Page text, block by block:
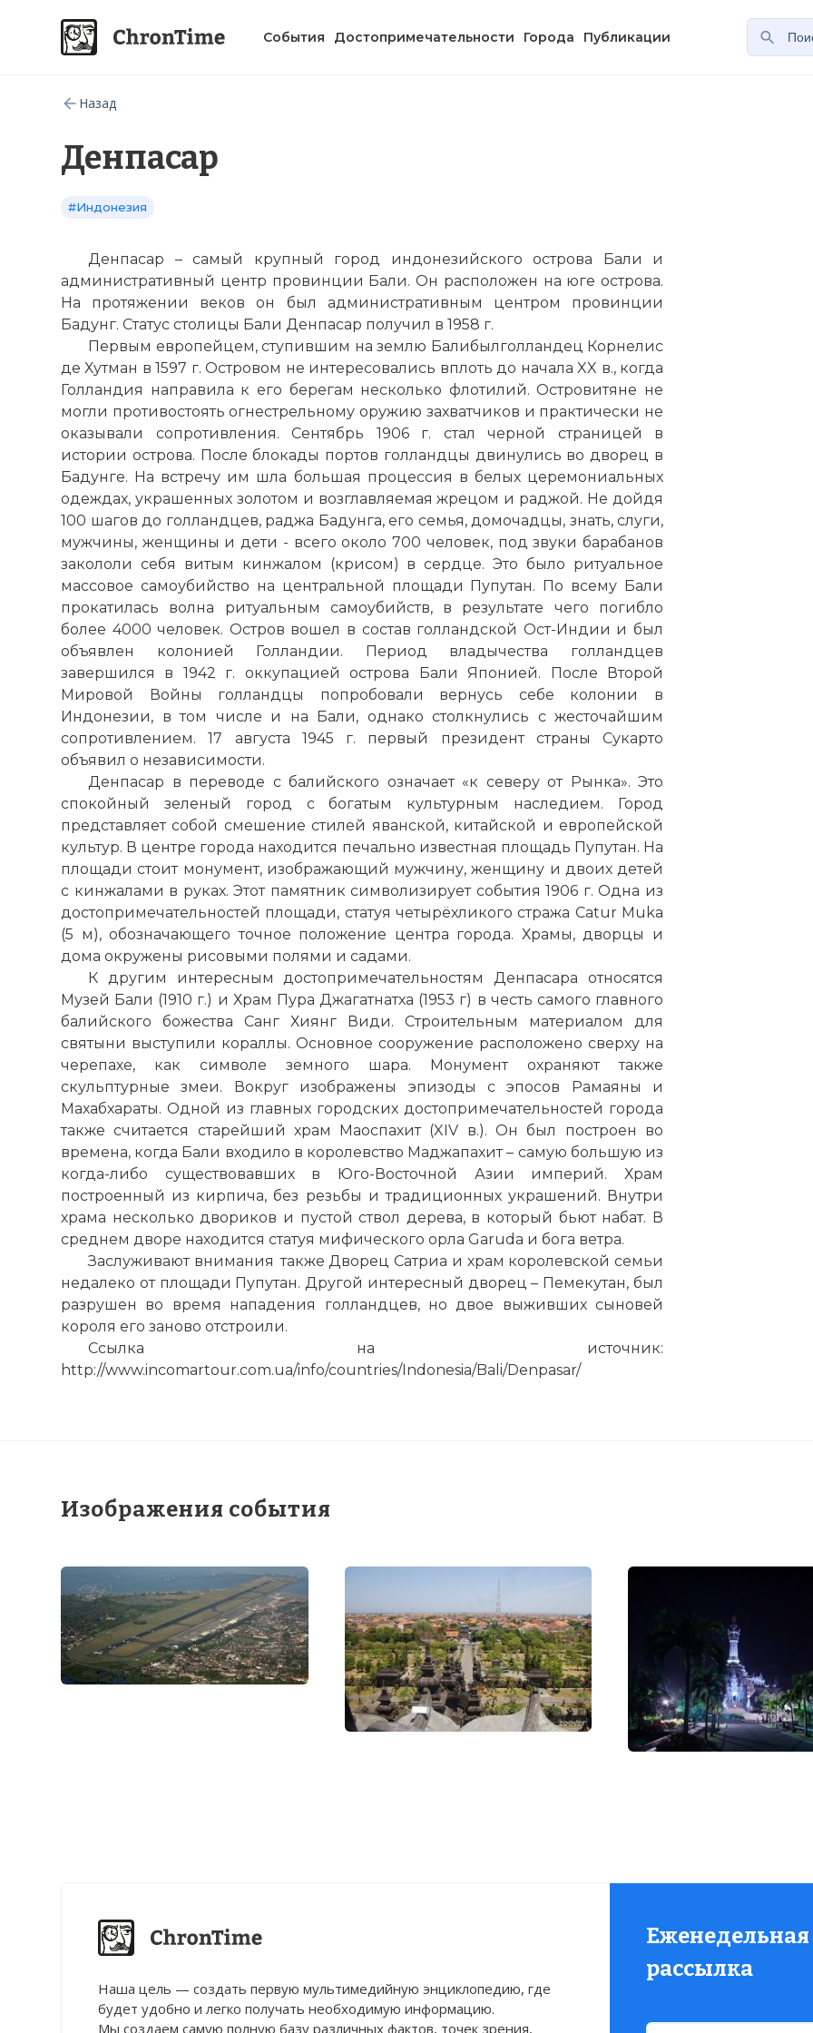
События Достопримечательности Города Публикации
Назад
Денпасар
#Индонезия
Денпасар – самый крупный город индонезийского острова Бали и
административный центр провинции Бали. Он расположен на юге острова.
На протяжении веков он был административным центром провинции
Бадунг. Статус столицы Бали Денпасар получил в 1958 г.
Первым европейцем, ступившим на землю Балибылголландец Корнелис
де Хутман в 1597 г.Островом не интересовались вплоть до начала XX в., когда
Голландия направила к его берегам несколько флотилий. Островитяне не
могли противостоять огнестрельному оружию захватчиков и практически не
оказывали сопротивления. Сентябрь 1906 г. стал черной страницей в
истории острова. После блокады портов голландцы двинулись во дворец в
Бадунге. На встречу им шла большая процессия в белых церемониальных
одеждах, украшенных золотом и возглавляемая жрецом и раджой. Не дойдя
100 шагов до голландцев, раджа Бадунга, его семья, домочадцы, знать, слуги,
мужчины, женщины и дети - всего около 700 человек, под звуки барабанов
закололи себя витым кинжалом (крисом) в сердце. Это было ритуальное
массовое самоубийство на центральной площади Пупутан. По всему Бали
прокатилась волна ритуальным самоубийств, в результате чего погибло
более 4000 человек. Остров вошел в состав голландской Ост-Индии и был
объявлен колонией Голландии. Период владычества голландцев
завершился в 1942 г. оккупациейострова Бали Японией. После Второй
Мировой Войны голландцы попробовали вернусь себе колонии в
Индонезии, в том числе и на Бали, однако столкнулись с жесточайшим
сопротивлением. 17 августа 1945 г. первый президент страны Сукарто
объявил о независимости.
Денпасар в переводе с балийского означает «к северу от Рынка». Это
спокойный зеленый город с богатым культурным наследием. Город
представляет собой смешение стилей яванской, китайской и европейской
культур. В центре города находится печально известная площадь Пупутан. На
площади стоит монумент, изображающий мужчину, женщину и двоих детей
с кинжалами в руках. Этот памятник символизирует события 1906 г. Одна из
достопримечательностей площади, статуя четырёхликого стража Catur Muka
(5 м), обозначающего точное положение центра города. Храмы, дворцы и
дома окружены рисовыми полями и садами.
К другим интересным достопримечательностям Денпасара относятся
Музей Бали (1910 г.) и Храм Пура Джагатнатха (1953 г) в честь самого главного
балийского божества Санг Хиянг Види. Строительным материалом для
святыни выступили кораллы. Основное сооружение расположено сверху на
черепахе, как символе земного шара. Монумент охраняют также
скульптурные змеи. Вокруг изображены эпизоды с эпосов Рамаяны и
Махабхараты. Одной из главных городских достопримечательностей города
также считается старейший храм Маоспахит (XIV в.). Он был построен во
времена, когда Бали входило в королевство Маджапахит – самую большую из
когда-либо существовавших в Юго-Восточной Азии империй. Храм
построенный из кирпича, без резьбы и традиционных украшений. Внутри
храма несколько двориков и пустой ствол дерева, в который бьют набат. В
среднем дворе находится статуя мифического орла Garuda и бога ветра.
Заслуживают внимания также Дворец Сатриа и храм королевской семьи
недалеко от площади Пупутан. Другой интересный дворец – Пемекутан, был
разрушен во время нападения голландцев, но двое выживших сыновей
короля его заново отстроили.
Ссылка на источник:
http://www.incomartour.com.ua/info/countries/Indonesia/Bali/Denpasar/
Изображения события
Наша цель — создать первую мультимедийную энциклопедию, где
будет удобно и легко получать необходимую информацию.
Мы создаем самую полную базу различных фактов, точек зрения,
Еженедельная
рассылка